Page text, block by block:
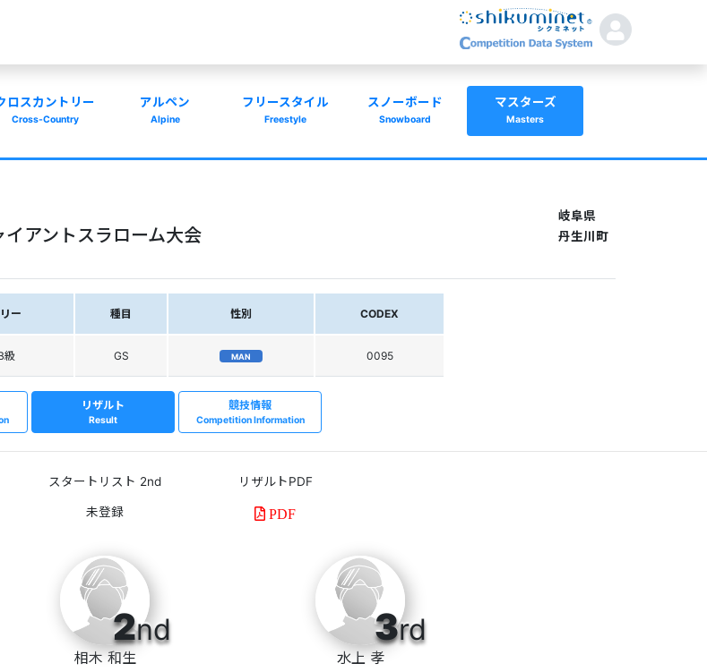
ロスカントリー
Cross-Country
アルペン
Alpine
フリースタイル
Freestyle
スノーボード
Snowboard
マスターズ
Masters
アントスラローム大会
岐阜県
丹生川町
ー 種目 性別 CODEX
級 GS MAN 0095
リザルト
Result
競技情報
Competition Information
スタートリスト 2nd リザルトPDF
PDF
2nd
相木 和生
3rd
水上 孝